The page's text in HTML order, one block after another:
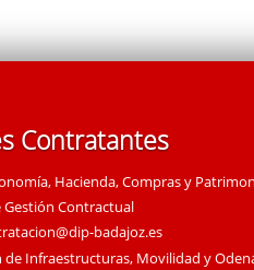
Contratantes
Hacienda, Compras y
Gestión Contractual
badajoz.es
de Infraestructuras, Movilidad y